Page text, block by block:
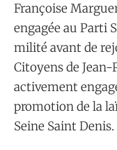
Françoise
engagée au Parti
milité avant de
Citoyens de Jean-
activement
promotion de la
Seine Saint Denis.